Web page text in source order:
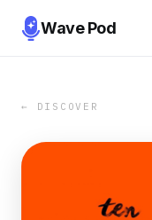
Wave Pod
← DISCOVER